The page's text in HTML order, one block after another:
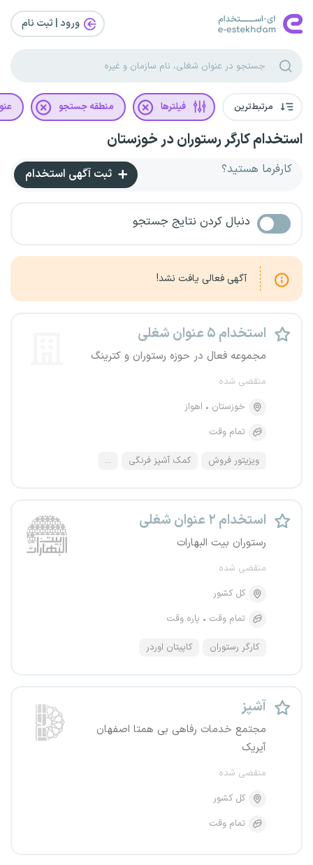
ورود | ثبت‌ نام
مرتبط‌ترین فیلترها منطقه جستجو
استخدام کارگر رستوران در خوزستان
کارفرما هستید؟ ثبت آگهی استخدام
دنبال کردن نتایج جستجو
آگهی فعالی یافت نشد!
استخدام ۵ عنوان شغلی
مجموعه فعال در حوزه رستوران و کترینگ
منقضی شده
خوزستان
اهواز
تمام وقت
ویزیتور فروش کمک آشپز فرنگی ...
استخدام ۲ عنوان شغلی
رستوران بیت البهارات
منقضی شده
کل کشور
تمام وقت
پاره وقت
کارگر رستوران کاپیتان اوردر
آشپز
مجتمع خدمات رفاهی بی همتا اصفهان
آیریک
منقضی شده
کل کشور
تمام وقت